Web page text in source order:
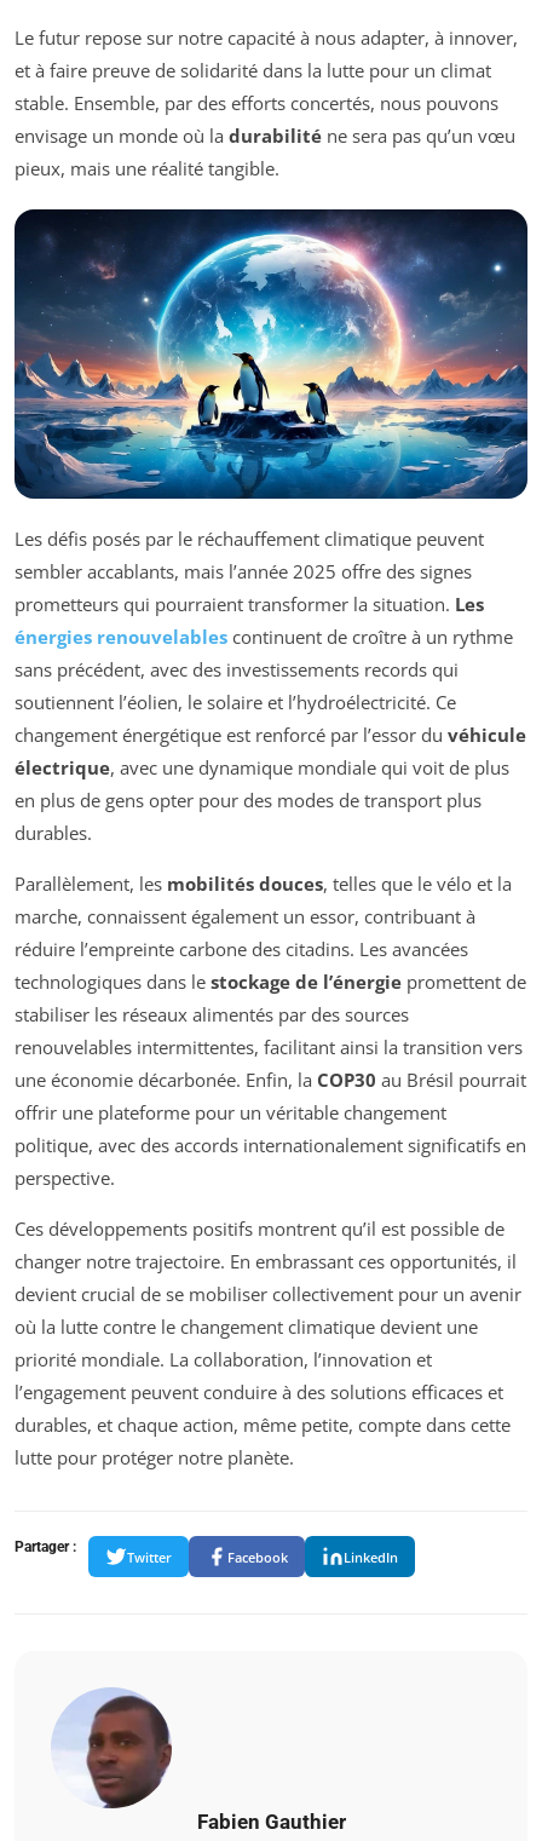
Le futur repose sur notre capacité à nous adapter, à innover,
et à faire preuve de solidarité dans la lutte pour un climat
stable. Ensemble, par des efforts concertés, nous pouvons
envisage un monde où la durabilité ne sera pas qu’un vœu
pieux, mais une réalité tangible.
Les défis posés par le réchauffement climatique peuvent
sembler accablants, mais l’année 2025 offre des signes
prometteurs qui pourraient transformer la situation. Les
énergies renouvelables continuent de croître à un rythme
sans précédent, avec des investissements records qui
soutiennent l’éolien, le solaire et l’hydroélectricité. Ce
changement énergétique est renforcé par l’essor du véhicule
électrique, avec une dynamique mondiale qui voit de plus
en plus de gens opter pour des modes de transport plus
durables.
Parallèlement, les mobilités douces, telles que le vélo et la
marche, connaissent également un essor, contribuant à
réduire l’empreinte carbone des citadins. Les avancées
technologiques dans le stockage de l’énergie promettent de
stabiliser les réseaux alimentés par des sources
renouvelables intermittentes, facilitant ainsi la transition vers
une économie décarbonée. Enfin, la COP30 au Brésil pourrait
offrir une plateforme pour un véritable changement
politique, avec des accords internationalement significatifs en
perspective.
Ces développements positifs montrent qu’il est possible de
changer notre trajectoire. En embrassant ces opportunités, il
devient crucial de se mobiliser collectivement pour un avenir
où la lutte contre le changement climatique devient une
priorité mondiale. La collaboration, l’innovation et
l’engagement peuvent conduire à des solutions efficaces et
durables, et chaque action, même petite, compte dans cette
lutte pour protéger notre planète.
Partager :
Twitter Facebook LinkedIn
Fabien Gauthier